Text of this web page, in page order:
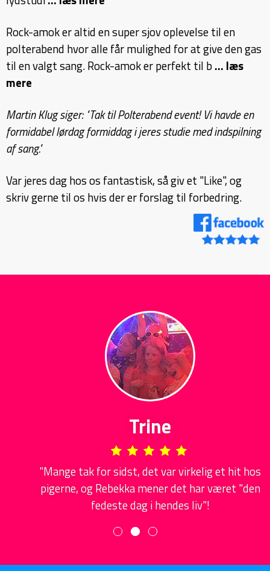
Rock-amok er altid en super sjov oplevelse til en
polterabend hvor alle får mulighed for at give den gas
til en valgt sang. Rock-amok er perfekt til b... læs
mere
Martin Klug siger: "Tak til Polterabend event! Vi havde en
formidabel lørdag formiddag i jeres studie med indspilning
af sang."
Var jeres dag hos os fantastisk, så giv et "Like", og
skriv gerne til os hvis der er forslag til forbedring.
Trine
"Mange tak for sidst, det var virkelig et hit hos
pigerne, og Rebekka mener det har været "den
fedeste dag i hendes liv"!